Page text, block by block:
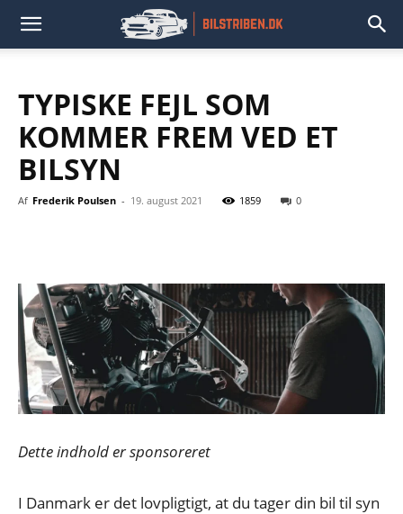
TYPISKE FEJL SOM
KOMMER FREM VED ET
BILSYN
Af Frederik Poulsen - 19. august 2021 1859 0
Dette indhold er sponsoreret
I Danmark er det lovpligtigt, at du tager din bil til syn